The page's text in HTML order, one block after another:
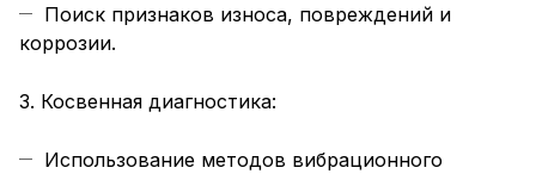
Поиск признаков износа, повреждений и
коррозии.
3. Косвенная диагностика:
Использование методов вибрационного